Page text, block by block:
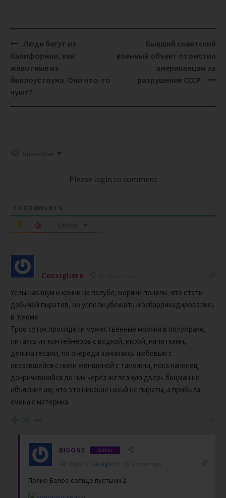
Post
navigation
Люди бегут из
Калифорнии, как
животные из
Йеллоустоуна. Они что-то
чуют?
Бывший советский
военный объект отомстил
американцам за
разрушение СССР.
Please login to comment
13 COMMENTS
Consigliere
Услышав шум и крики на палубе, моряки поняли, что стати
добычей пиратов, но успели убежать и забаррикадировались
в трюме.
Трое суток просидели мужественные моряки в полумраке,
питаясь из контейнеров с водкой, икрой, напитками,
деликатесами, по очереди занимаясь любовью с
оказавшейся с ними женщиной с таможни, пока наконец
докричавшийся до них через железную дверь боцман не
объяснил им, что это никакие нах»й не пираты, а прибыла
смена с материка.
23
BIGONE Author
Consigliere
Прямо Белое солнце пустыни 2